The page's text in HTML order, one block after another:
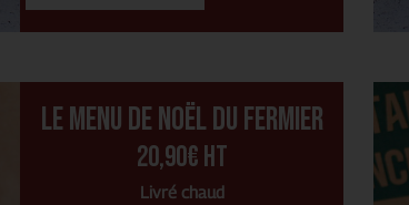
Le menu de noël du fermier
20,90€ HT
Livré chaud